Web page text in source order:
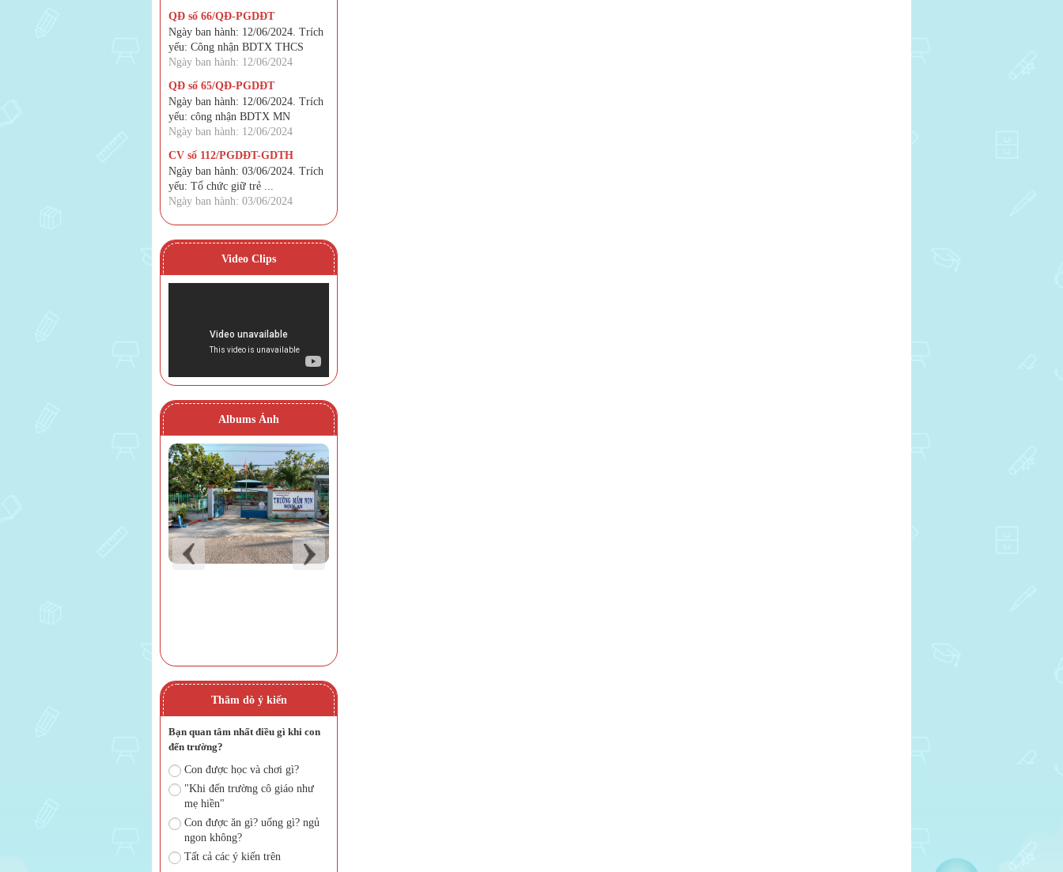
QĐ số 66/QĐ-PGDĐT
Ngày ban hành: 12/06/2024. Trích
yếu: Công nhận BDTX THCS
Ngày ban hành: 12/06/2024
QĐ số 65/QĐ-PGDĐT
Ngày ban hành: 12/06/2024. Trích
yếu: công nhận BDTX MN
Ngày ban hành: 12/06/2024
CV số 112/PGDĐT-GDTH
Ngày ban hành: 03/06/2024. Trích
yếu: Tổ chức giữ trẻ ...
Ngày ban hành: 03/06/2024
Video Clips
Albums Ảnh
Thăm dò ý kiến
Bạn quan tâm nhất điều gì khi con
đến trường?
Con được học và chơi gì?
"Khi đến trường cô giáo như
mẹ hiền"
Con được ăn gì? uống gì? ngủ
ngon không?
Tất cả các ý kiến trên